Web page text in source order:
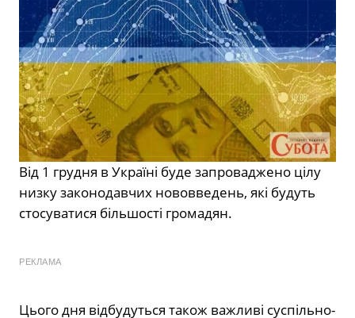
Від 1 грудня в Україні буде запроваджено цілу
низку законодавчих нововведень, які будуть
стосуватися більшості громадян.
РЕКЛАМА
Цього дня відбудуться також важливі суспільно-